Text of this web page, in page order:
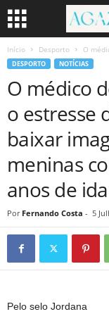
Início Desporto O
DESPORTO NOTÍCIAS
O médico
o estresse
baixar
meninas
anos de
Por Fernando Costa - 5
Pelo selo Jordana